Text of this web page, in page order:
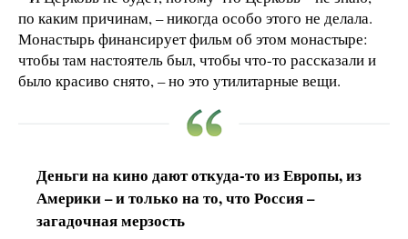
по каким причинам, – никогда особо этого не делала.
Монастырь финансирует фильм об этом монастыре:
чтобы там настоятель был, чтобы что-то рассказали и
было красиво снято, – но это утилитарные вещи.
Деньги на кино дают откуда-то из Европы, из
Америки – и только на то, что Россия –
загадочная мерзость